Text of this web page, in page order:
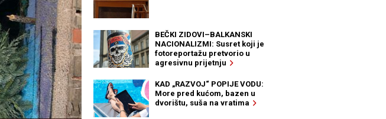
BEČKI ZIDOVI–BALKANSKI
NACIONALIZMI: Susret koji je
fotoreportažu pretvorio u
agresivnu prijetnju
KAD „RAZVOJ“ POPIJE VODU:
More pred kućom, bazen u
dvorištu, suša na vratima